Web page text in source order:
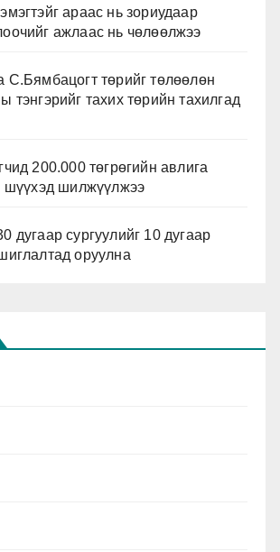
араас нь зориудаар
ажлаас нь чөлөөлжээ
төрийг төлөөлөн
тэнгэрийг тахих төрийн тахилгад
200.000 төгрөгийн авлига
шүүхэд шилжүүлжээ
дугаар сургуулийг 10 дугаар
оруулна